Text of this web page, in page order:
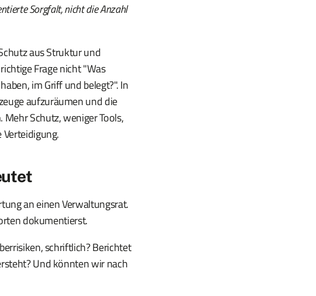
Sorgfalt, nicht die Anzahl
aus Struktur und
Frage nicht "Was
im Griff und belegt?". In
aufzuräumen und die
Schutz, weniger Tools,
an einen Verwaltungsrat.
dokumentierst.
schriftlich? Berichtet
Und könnten wir nach